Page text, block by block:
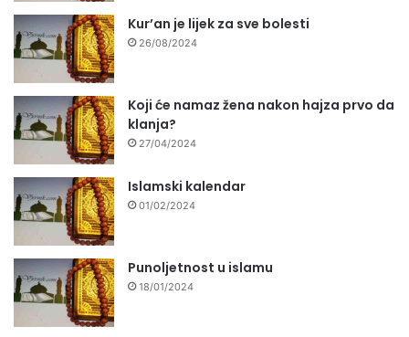
Kur’an je lijek za sve bolesti
26/08/2024
Koji će namaz žena nakon hajza prvo da
klanja?
27/04/2024
Islamski kalendar
01/02/2024
Punoljetnost u islamu
18/01/2024